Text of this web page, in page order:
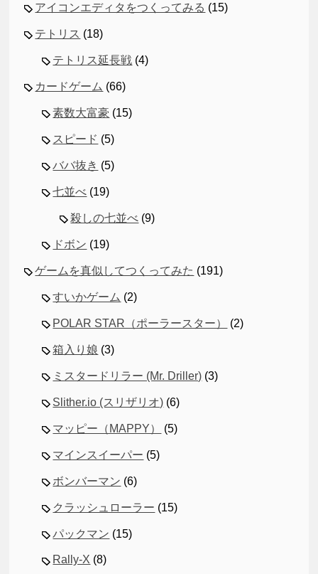
アイコンエディタをつくってみる (15)
テトリス (18)
テトリス延長戦 (4)
カードゲーム (66)
素数大富豪 (15)
スピード (5)
ババ抜き (5)
七並べ (19)
殺しの七並べ (9)
ドボン (19)
ゲームを真似してつくってみた (191)
すいかゲーム (2)
POLAR STAR（ポーラースター） (2)
箱入り娘 (3)
ミスタードリラー (Mr. Driller) (3)
Slither.io (スリザリオ) (6)
マッピー（MAPPY） (5)
マインスイーパー (5)
ボンバーマン (6)
クラッシュローラー (15)
パックマン (15)
Rally-X (8)